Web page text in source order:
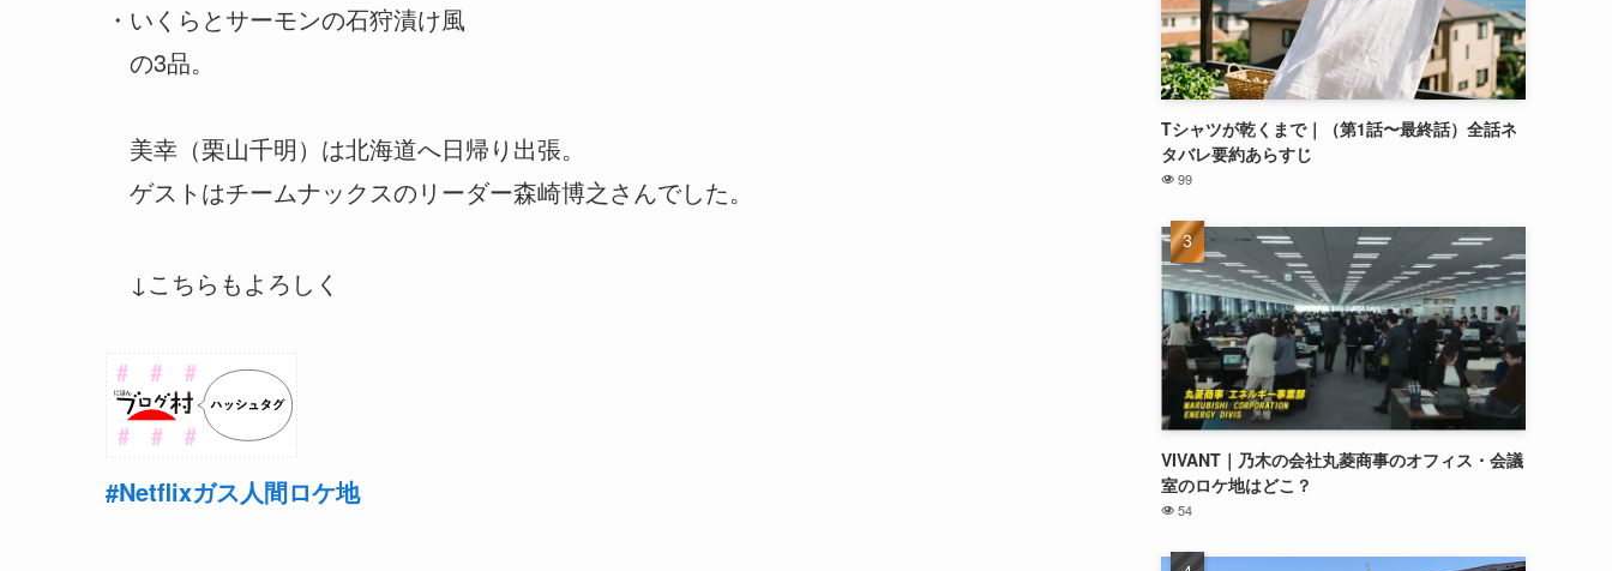
・いくらとサーモンの石狩漬け風
の3品。
美幸（栗山千明）は北海道へ日帰り出張。
ゲストはチームナックスのリーダー森崎博之さんでした。
↓こちらもよろしく
#Netflixガス人間ロケ地
Tシャツが乾くまで｜（第1話〜最終話）全話ネ
タバレ要約あらすじ
99
VIVANT｜乃木の会社丸菱商事のオフィス・会議
室のロケ地はどこ？
54